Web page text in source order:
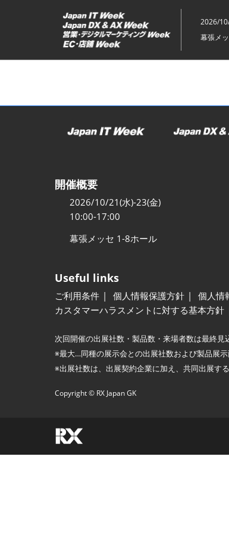
ッ
2026/
幕張メ
開催概要
2026/10/21(水)-23(金)
10:00-17:00
幕張メッセ 1-8ホール
Useful links
ご利用条件 個人情報保護方針 個人情
カスタマーハラスメントに対する基本方針
次回開催の出展社数・製品数・来場者数は最終見
※最大…同種の展示会との出展社数および製品展示
※出展社数は、出展契約企業に加え、共同出展す
Copyright © RX Japan GK